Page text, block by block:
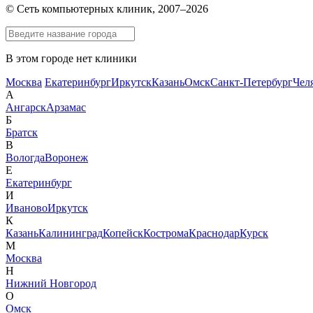
© Сеть компьютерных клиник, 2007–2026
В этом городе нет клиники
Москва ЕкатеринбургИркутскКазаньОмскСанкт-Петербург
А
АнгарскАрзамас
Б
Братск
В
ВологдаВоронеж
Е
Екатеринбург
И
ИвановоИркутск
К
КазаньКалининградКопейскКостромаКраснодарКурск
М
Москва
Н
Нижний Новгород
О
Омск